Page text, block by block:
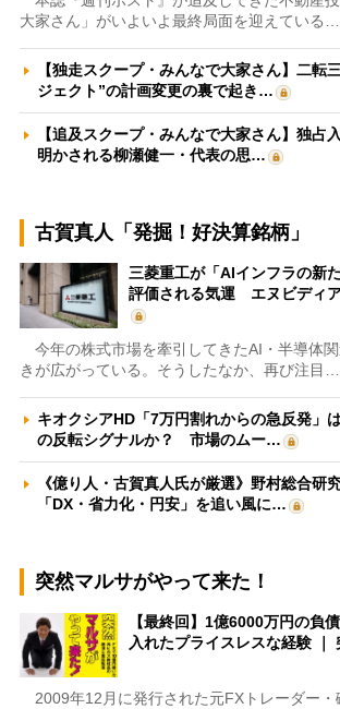
大家さん」がいよいよ最終局面を迎えている…
【独走スクープ・みんなで大家さん】二転
ジェクト”の計画変更の裏で起き…
【追及スクープ・みんなで大家さん】独占
明かされる柳瀬健一・代表の思…
古賀真人「発掘！好決算銘柄」
三菱重工が「AIインフラの新
評価される気運 エヌビディ
今年の株式市場を牽引してきたAI・半導体
きが広がっている。そうしたなか、再び注目…
キオクシアHD「7万円割れからの急反発」
の反転シグナルか？ 市場のムー…
《億り人・古賀真人氏が厳選》野村総合研
「DX・省力化・円安」を追い風に…
突然マルサがやって来た！
【最終回】1億6000万円の負
入れたプライスレスな経験
2009年12月に発行された元FXトレーダー・